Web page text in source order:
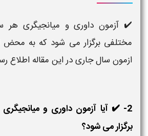
✔️ آزمون داوری و میانجیگری هر
مختلفی برگزار می شود که به محض
ازمون سال جاری در این مقاله اطلاع
2- ✔️ آیا آزمون داوری و
برگزار می شود؟